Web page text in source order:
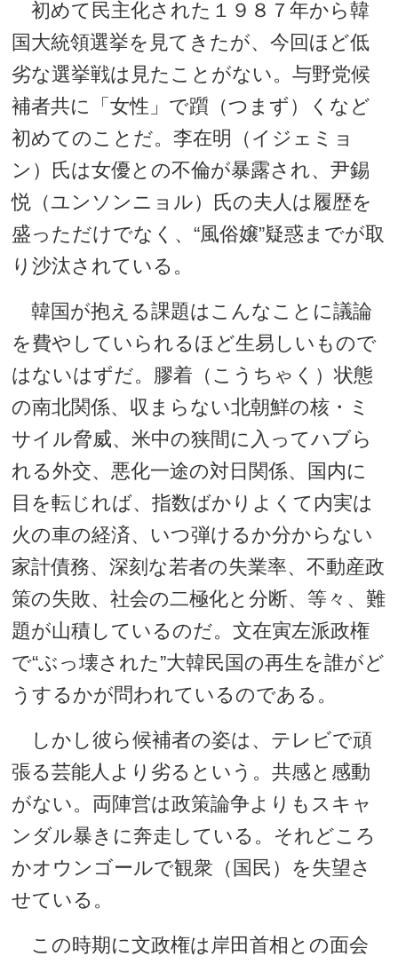
初めて民主化された１９８７年から韓
国大統領選挙を見てきたが、今回ほど低
劣な選挙戦は見たことがない。与野党候
補者共に「女性」で躓（つまず）くなど
初めてのことだ。李在明（イジェミョ
ン）氏は女優との不倫が暴露され、尹錫
悦（ユンソンニョル）氏の夫人は履歴を
盛っただけでなく、“風俗嬢”疑惑までが取
り沙汰されている。
韓国が抱える課題はこんなことに議論
を費やしていられるほど生易しいもので
はないはずだ。膠着（こうちゃく）状態
の南北関係、収まらない北朝鮮の核・ミ
サイル脅威、米中の狭間に入ってハブら
れる外交、悪化一途の対日関係、国内に
目を転じれば、指数ばかりよくて内実は
火の車の経済、いつ弾けるか分からない
家計債務、深刻な若者の失業率、不動産政
策の失敗、社会の二極化と分断、等々、難
題が山積しているのだ。文在寅左派政権
で“ぶっ壊された”大韓民国の再生を誰がど
うするかが問われているのである。
しかし彼ら候補者の姿は、テレビで頑
張る芸能人より劣るという。共感と感動
がない。両陣営は政策論争よりもスキャ
ンダル暴きに奔走している。それどころ
かオウンゴールで観衆（国民）を失望さ
せている。
この時期に文政権は岸田首相との面会